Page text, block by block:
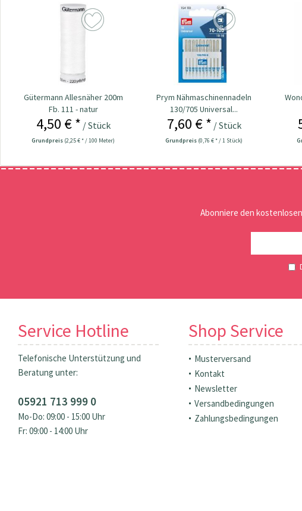
Gütermann Allesnäher 200m
Fb. 111 - natur
4,50 € * / Stück
Grundpreis (2,25 € * / 100 Meter)
Prym Nähmaschinennadeln
130/705 Universal...
7,60 € * / Stück
Grundpreis (0,76 € * / 1 Stück)
Abonniere den
Service Hotline
Telefonische Unterstützung und
Beratung unter:
05921 713 999 0
Mo-Do: 09:00 - 15:00 Uhr
Fr: 09:00 - 14:00 Uhr
Shop Service
Musterversand
Kontakt
Newsletter
Versandbedingungen
Zahlungsbedingungen